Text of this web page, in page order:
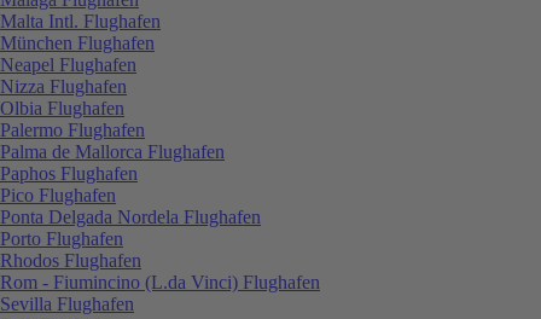
Malta Intl. Flughafen
München Flughafen
Neapel Flughafen
Nizza Flughafen
Olbia Flughafen
Palermo Flughafen
Palma de Mallorca Flughafen
Paphos Flughafen
Pico Flughafen
Ponta Delgada Nordela Flughafen
Porto Flughafen
Rhodos Flughafen
Rom - Fiumincino (L.da Vinci) Flughafen
Sevilla Flughafen